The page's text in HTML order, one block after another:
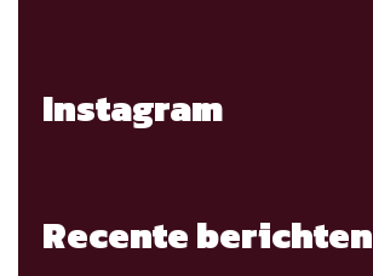
Instagram
Recente berichten